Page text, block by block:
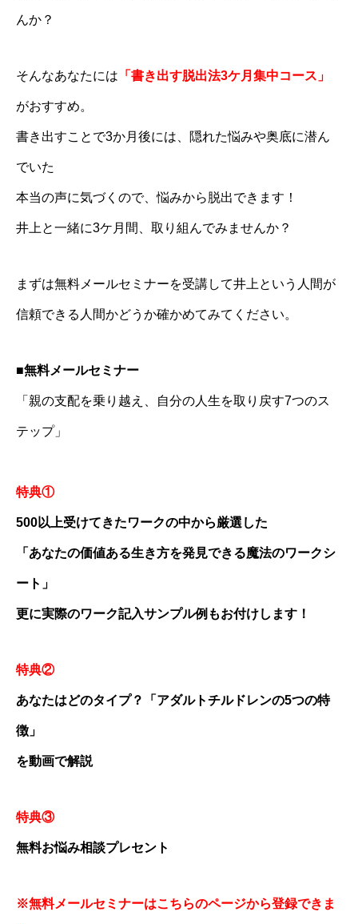
んか？
そんなあなたには 「書き出す脱出法3ケ月集中コース」
がおすすめ。
書き出すことで3か月後には、隠れた悩みや奥底に潜ん
でいた
本当の声に気づくので、悩みから脱出できます！
井上と一緒に3ケ月間、取り組んでみませんか？
まずは無料メールセミナーを受講して井上という人間が
信頼できる人間かどうか確かめてみてください。
■無料メールセミナー
「親の支配を乗り越え、自分の人生を取り戻す7つのス
テップ」
特典①
500以上受けてきたワークの中から厳選した
「あなたの価値ある生き方を発見できる魔法のワークシ
ート」
更に実際のワーク記入サンプル例もお付けします！
特典②
あなたはどのタイプ？「アダルトチルドレンの5つの特
徴」
を動画で解説
特典③
無料お悩み相談プレセント
※無料メールセミナーはこちらのページから登録できま